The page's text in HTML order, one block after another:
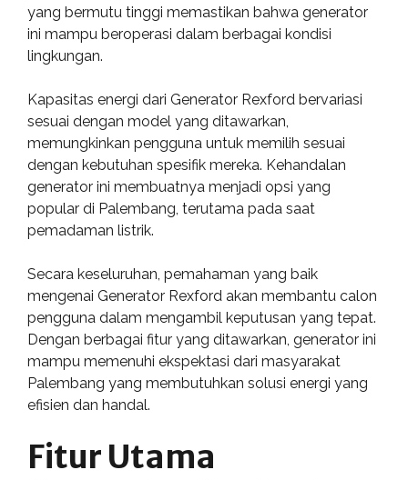
yang bermutu tinggi memastikan bahwa generator
ini mampu beroperasi dalam berbagai kondisi
lingkungan.
Kapasitas energi dari Generator Rexford bervariasi
sesuai dengan model yang ditawarkan,
memungkinkan pengguna untuk memilih sesuai
dengan kebutuhan spesifik mereka. Kehandalan
generator ini membuatnya menjadi opsi yang
popular di Palembang, terutama pada saat
pemadaman listrik.
Secara keseluruhan, pemahaman yang baik
mengenai Generator Rexford akan membantu calon
pengguna dalam mengambil keputusan yang tepat.
Dengan berbagai fitur yang ditawarkan, generator ini
mampu memenuhi ekspektasi dari masyarakat
Palembang yang membutuhkan solusi energi yang
efisien dan handal.
Fitur Utama